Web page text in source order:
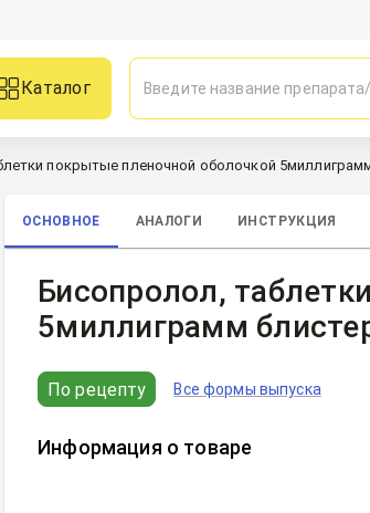
Каталог
покрытые пленочной оболочкой
ОСНОВНОЕ АНАЛОГИ ИНСТРУКЦИЯ
Бисопролол,
5миллиграмм
По рецепту Все формы выпуска
Информация о товаре